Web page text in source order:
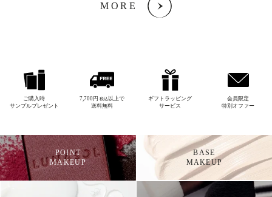
MORE
ご購入時
サンプルプレゼント
7,700円 税込以上で
送料無料
ギフトラッピング
サービス
会員限定
特別オファー
POINT
MAKEUP
BASE
MAKEUP